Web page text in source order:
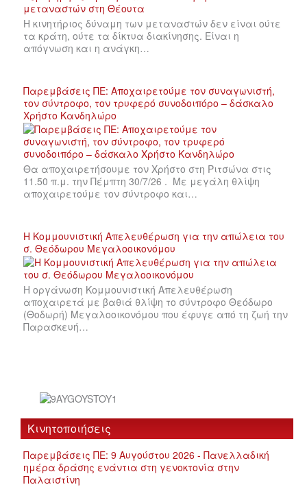
Η κινητήριος δύναμη των μεταναστών δεν είναι ούτε
τα κράτη, ούτε τα δίκτυα διακίνησης. Είναι η
απόγνωση και η ανάγκη…
Παρεμβάσεις ΠΕ: Αποχαιρετούμε τον συναγωνιστή,
τον σύντροφο, τον τρυφερό συνοδοιπόρο – δάσκαλο
Χρήστο Κανδηλώρο
Θα αποχαιρετήσουμε τον Χρήστο στη Ριτσώνα στις
11.50 π.μ. την Πέμπτη 30/7/26 . Με μεγάλη θλίψη
αποχαιρετούμε τον σύντροφο και…
Η Κομμουνιστική Απελευθέρωση για την απώλεια του
σ. Θεόδωρου Μεγαλοοικονόμου
Η οργάνωση Κομμουνιστική Απελευθέρωση
αποχαιρετά με βαθιά θλίψη το σύντροφο Θεόδωρο
(Θοδωρή) Μεγαλοοικονόμου που έφυγε από τη ζωή την
Παρασκευή…
Κινητοποιήσεις
Παρεμβάσεις ΠΕ: 9 Αυγούστου 2026 - Πανελλαδική
ημέρα δράσης ενάντια στη γενοκτονία στην
Παλαιστίνη